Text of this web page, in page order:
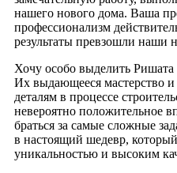
нашего нового дома. Ваша
профессионализм
результаты превзошли наши
Хочу особо выделить Ришата
Их выдающееся мастерство
деталям в процессе
невероятно положительное
браться за самые сложные
в настоящий шедевр,
уникальностью и высоким